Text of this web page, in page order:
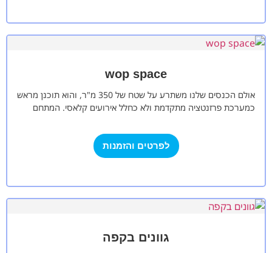
wop space
אולם הכנסים שלנו משתרע על שטח של 350 מ"ר, והוא תוכנן מראש
כמערכת פרזנטציה מתקדמת ולא כחלל אירועים קלאסי. המתחם
לפרטים והזמנות
גוונים בקפה